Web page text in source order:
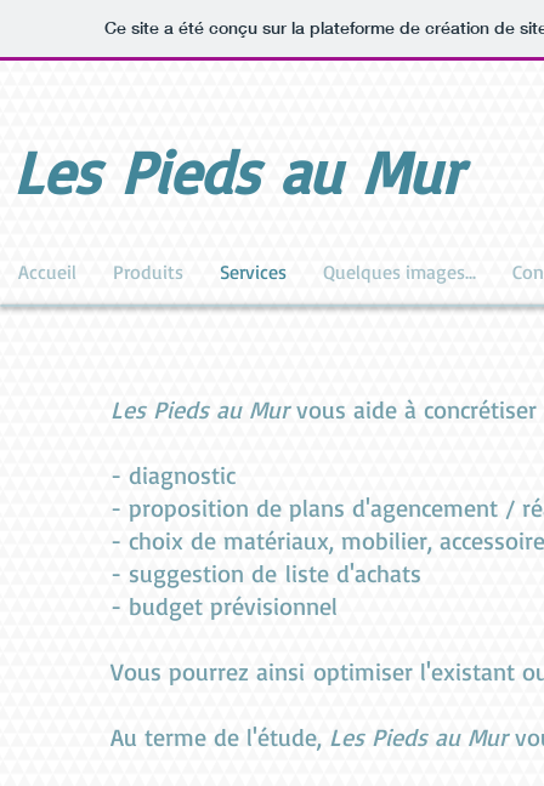
Ce site a été conçu sur la plateforme de création de
Les Pieds au Mur
Accueil Produits Services Quelques images...
Les Pieds au Murvous aide à
- diagnostic
- proposition de plans d'agencement /
- choix de matériaux, mobilier,
- suggestion de liste d'achats
- budget prévisionnel
Vous pourrez ainsi optimiser l'existant
Au terme de l'étude, Les Pieds au Mur